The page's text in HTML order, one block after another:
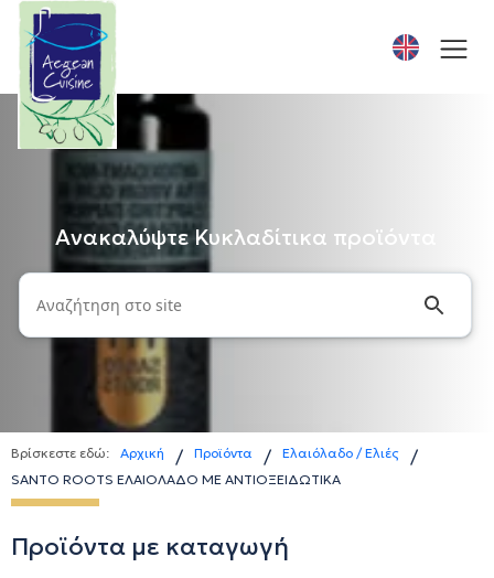
Ανακαλύψτε Κυκλαδίτικα προϊόντα
Βρίσκεστε εδώ: Αρχική / Προϊόντα / Ελαιόλαδο / Ελιές /
SANTO ROOTS ΕΛΑΙΟΛΑΔΟ ΜΕ ΑΝΤΙΟΞΕΙΔΩΤΙΚΑ
Προϊόντα με καταγωγή